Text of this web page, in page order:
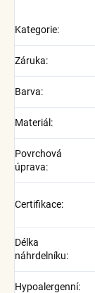
Kategorie:
Záruka:
Barva:
Materiál :
Povrchová
úprava:
Certifikace:
Délka
náhrdelníku:
Hypoalergenní: